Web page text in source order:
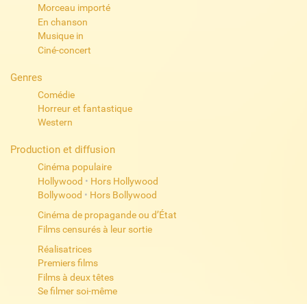
Morceau importé
En chanson
Musique in
Ciné-concert
Genres
Comédie
Horreur et fantastique
Western
Production et diffusion
Cinéma populaire
Hollywood • Hors Hollywood
Bollywood • Hors Bollywood
Cinéma de propagande ou d’État
Films censurés à leur sortie
Réalisatrices
Premiers films
Films à deux têtes
Se filmer soi-même